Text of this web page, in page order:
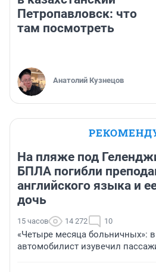
Петропавловск: что
там посмотреть
Анатолий Кузнецов
На пляже под
БПЛА погибли
английского языка и
дочь
15 часов 14 272 10
«Четыре месяца больничных»:
автомобилист изувечил